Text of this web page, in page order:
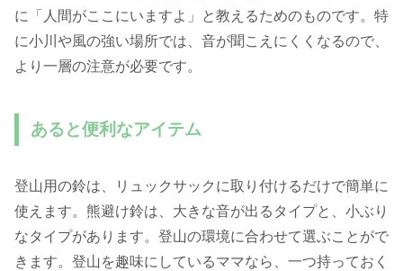
に「人間がここにいますよ」と教えるためのものです。特
に小川や風の強い場所では、音が聞こえにくくなるので、
より一層の注意が必要です。
あると便利なアイテム
登山用の鈴は、リュックサックに取り付けるだけで簡単に
使えます。熊避け鈴は、大きな音が出るタイプと、小ぶり
なタイプがあります。登山の環境に合わせて選ぶことがで
きます。登山を趣味にしているママなら、一つ持っておく